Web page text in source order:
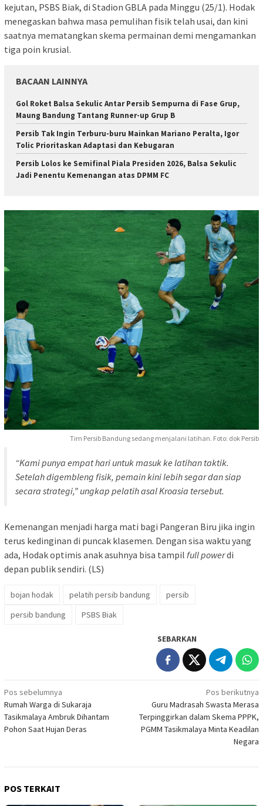
kejutan, PSBS Biak, di Stadion GBLA pada Minggu (25/1). Hodak
menegaskan bahwa masa pemulihan fisik telah usai, dan kini
saatnya mematangkan skema permainan demi mengamankan
tiga poin krusial.
BACAAN LAINNYA
Gol Roket Balsa Sekulic Antar Persib Sempurna di Fase Grup,
Maung Bandung Tantang Runner-up Grup B
Persib Tak Ingin Terburu-buru Mainkan Mariano Peralta, Igor
Tolic Prioritaskan Adaptasi dan Kebugaran
Persib Lolos ke Semifinal Piala Presiden 2026, Balsa Sekulic
Jadi Penentu Kemenangan atas DPMM FC
Tim Persib Bandung sedang menjalani latihan. Foto: dok Persib
“Kami punya empat hari untuk masuk ke latihan taktik.
Setelah digembleng fisik, pemain kini lebih segar dan siap
secara strategi,” ungkap pelatih asal Kroasia tersebut.
Kemenangan menjadi harga mati bagi Pangeran Biru jika ingin
terus kedinginan di puncak klasemen. Dengan sisa waktu yang
ada, Hodak optimis anak asuhnya bisa tampil full powerdi
depan publik sendiri. (LS)
bojan hodak pelatih persib bandung
persib
persib bandung
PSBS Biak
SEBARKAN
Navigasi
pos
Pos sebelumnya
Rumah Warga di Sukaraja
Tasikmalaya Ambruk Dihantam
Pohon Saat Hujan Deras
Pos berikutnya
Guru Madrasah Swasta Merasa
Terpinggirkan dalam Skema PPPK,
PGMM Tasikmalaya Minta Keadilan
Negara
POS TERKAIT